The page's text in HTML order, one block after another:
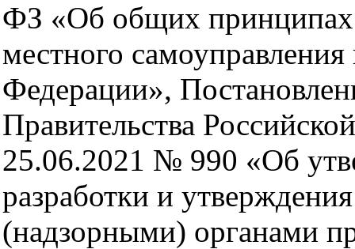
ФЗ «Об общих принципах
местного
Федерации»,
Правительства
25.06.2021 № 990 «Об
разработки и
(надзорными) органами